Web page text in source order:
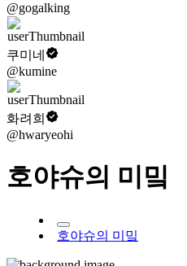
@gogalking
쿠미네
@kumine
화려희
@hwaryeohi
호야슈의 미밐
호야슈의 미밐